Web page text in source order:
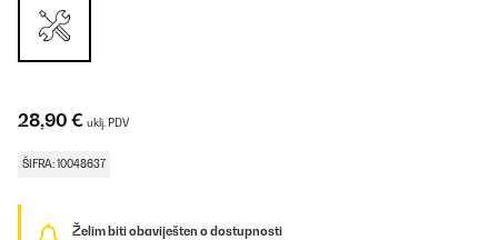
28,90 € uklj. PDV
ŠIFRA: 10048637
Želim biti obaviješten o dostupnosti